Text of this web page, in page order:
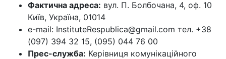
Фактична адреса: вул. П. Болбочана, 4, оф. 10
Київ, Україна, 01014
e-mail: InstituteRespublica@gmail.com тел. +38
(097) 394 32 15, (095) 044 76 00
Прес-служба: Керівниця комунікаційного